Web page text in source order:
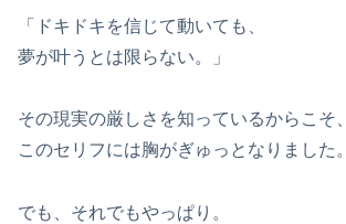
「ドキドキを信じて動いても、
夢が叶うとは限らない。」
その現実の厳しさを知っているからこそ、
このセリフには胸がぎゅっとなりました。
でも、それでもやっぱり。